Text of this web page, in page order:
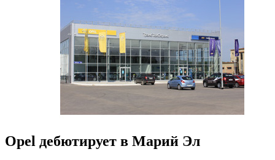
Opel дебютирует в Марий Эл